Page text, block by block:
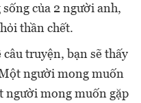
của 2 người anh,
thần chết.
truyện, bạn sẽ thấy
người mong muốn
người mong muốn gặp